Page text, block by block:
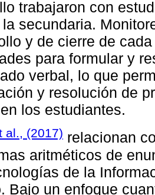
trabajaron con
secundaria.
y de cierre de
para formular y
verbal, lo que
y resolución de
los estudiantes.
al., (2017) relacionan
aritméticos de
de la
Bajo un enfoque